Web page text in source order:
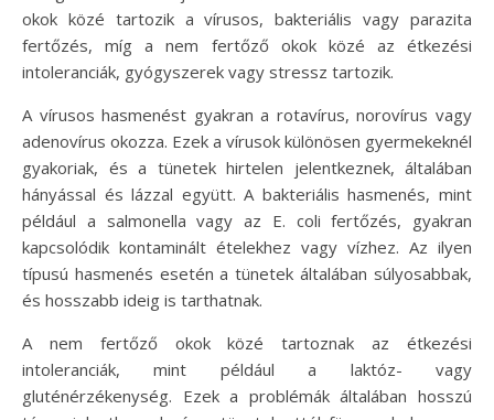
okok közé tartozik a vírusos, bakteriális vagy parazita
fertőzés, míg a nem fertőző okok közé az étkezési
intoleranciák, gyógyszerek vagy stressz tartozik.
A vírusos hasmenést gyakran a rotavírus, norovírus vagy
adenovírus okozza. Ezek a vírusok különösen gyermekeknél
gyakoriak, és a tünetek hirtelen jelentkeznek, általában
hányással és lázzal együtt. A bakteriális hasmenés, mint
például a salmonella vagy az E. coli fertőzés, gyakran
kapcsolódik kontaminált ételekhez vagy vízhez. Az ilyen
típusú hasmenés esetén a tünetek általában súlyosabbak,
és hosszabb ideig is tarthatnak.
A nem fertőző okok közé tartoznak az étkezési
intoleranciák, mint például a laktóz- vagy
gluténérzékenység. Ezek a problémák általában hosszú